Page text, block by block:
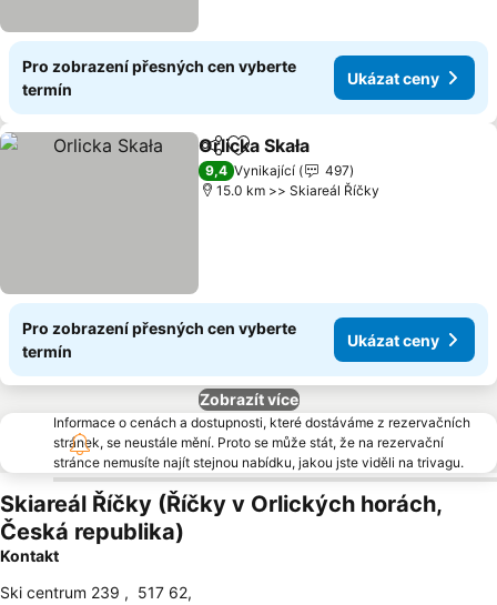
Pro zobrazení přesných cen vyberte
termín
Ukázat ceny
SdíletPřidat na seznam oblíbených
Orlicka Skała
9,4 Vynikající
497
15.0 km >> Skiareál Říčky
Pro zobrazení přesných cen vyberte
termín
Ukázat ceny
Zobrazít více
Informace o cenách a dostupnosti, které dostáváme z rezervačních
stránek, se neustále mění. Proto se může stát, že na rezervační
stránce nemusíte najít stejnou nabídku, jakou jste viděli na trivagu.
Skiareál Říčky (Říčky v Orlických horách,
Česká republika)
Kontakt
Ski centrum 239 , 517 62,